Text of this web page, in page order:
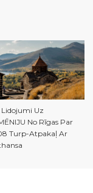
Lidojumi Uz
No Rīgas Par
Turp-Atpakaļ Ar